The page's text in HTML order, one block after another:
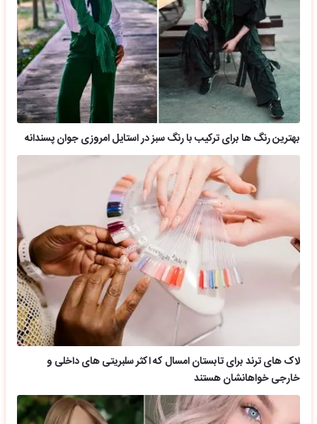
بهترین رنگ ها برای ترکیب با رنگ سبز در استایل امروزی جوان پسندانه
لاک های ترند برای تابستان امسال که اکثر سلبریتی های داخلی و
خارجی خواهانشان هستند